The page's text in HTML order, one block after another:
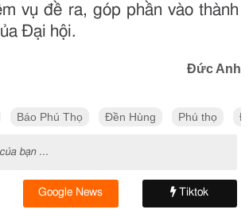
vụ đề ra, góp phần vào thành
Đại hội.
Đức Anh
Báo Phú Thọ Đền Hùng Phú thọ
bạn ...
Google News Tiktok